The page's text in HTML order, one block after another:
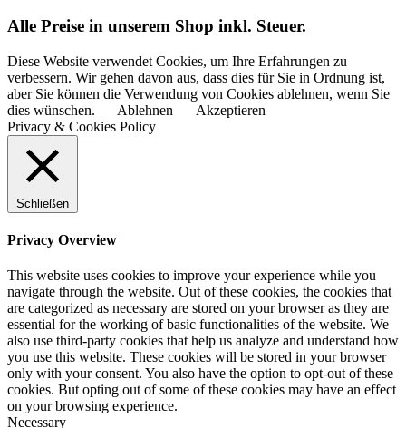
Alle Preise in unserem Shop inkl. Steuer.
Diese Website verwendet Cookies, um Ihre Erfahrungen zu
verbessern. Wir gehen davon aus, dass dies für Sie in Ordnung ist,
aber Sie können die Verwendung von Cookies ablehnen, wenn Sie
dies wünschen.
Ablehnen
Akzeptieren
Privacy & Cookies Policy
Schließen
Privacy Overview
This website uses cookies to improve your experience while you
navigate through the website. Out of these cookies, the cookies that
are categorized as necessary are stored on your browser as they are
essential for the working of basic functionalities of the website. We
also use third-party cookies that help us analyze and understand how
you use this website. These cookies will be stored in your browser
only with your consent. You also have the option to opt-out of these
cookies. But opting out of some of these cookies may have an effect
on your browsing experience.
Necessary